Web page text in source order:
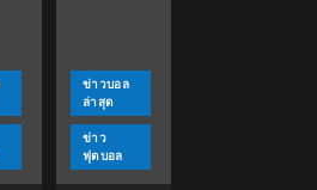
ข่าวบอล
ล่าสุด
ข่าว
ฟุตบอล